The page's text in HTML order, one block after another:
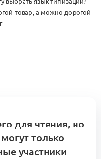
товар, а можно дорогой
для чтения, но
только
участники